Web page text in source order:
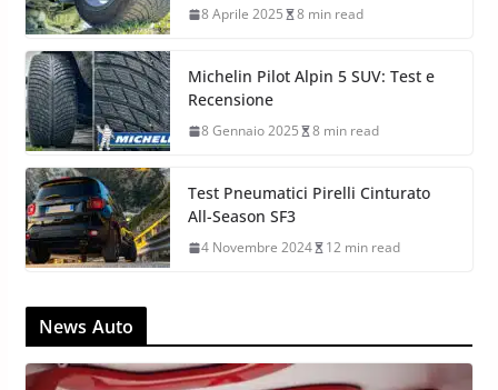
8 Aprile 2025 8 min read
Michelin Pilot Alpin 5 SUV: Test e
Recensione
8 Gennaio 2025 8 min read
Test Pneumatici Pirelli Cinturato
All-Season SF3
4 Novembre 2024 12 min read
News Auto